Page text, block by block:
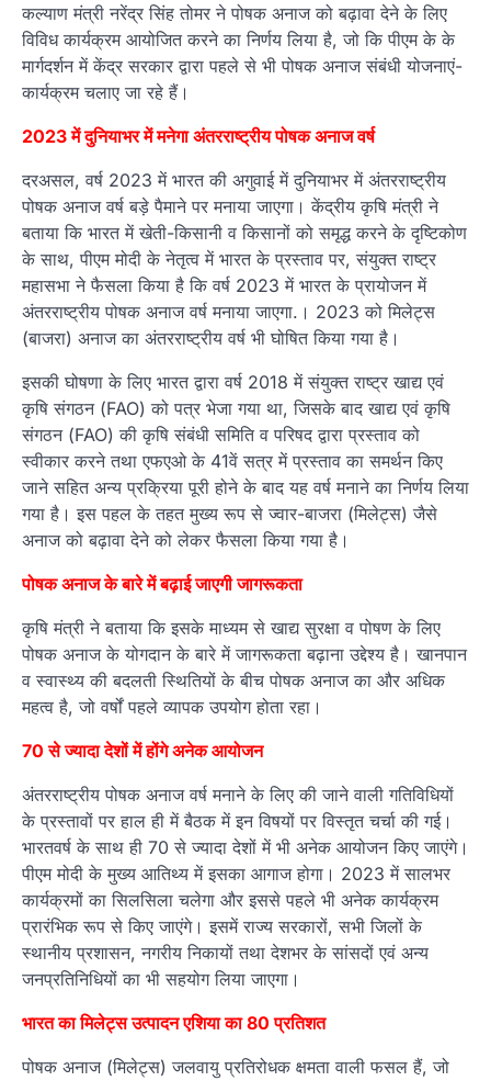
कल्याण मंत्री नरेंद्र सिंह तोमर ने पोषक अनाज को बढ़ावा देने के लिए
विविध कार्यक्रम आयोजित करने का निर्णय लिया है, जो कि पीएम के के
मार्गदर्शन में केंद्र सरकार द्वारा पहले से भी पोषक अनाज संबंधी योजनाएं-
कार्यक्रम चलाए जा रहे हैं।
2023 में दुनियाभर में मनेगा अंतरराष्ट्रीय पोषक अनाज वर्ष
दरअसल, वर्ष 2023 में भारत की अगुवाई में दुनियाभर में अंतरराष्ट्रीय
पोषक अनाज वर्ष बड़े पैमाने पर मनाया जाएगा। केंद्रीय कृषि मंत्री ने
बताया कि भारत में खेती-किसानी व किसानों को समृद्ध करने के दृष्टिकोण
के साथ, पीएम मोदी के नेतृत्व में भारत के प्रस्ताव पर, संयुक्त राष्ट्र
महासभा ने फैसला किया है कि वर्ष 2023 में भारत के प्रायोजन में
अंतरराष्ट्रीय पोषक अनाज वर्ष मनाया जाएगा.। 2023 को मिलेट्स
(बाजरा) अनाज का अंतरराष्ट्रीय वर्ष भी घोषित किया गया है।
इसकी घोषणा के लिए भारत द्वारा वर्ष 2018 में संयुक्त राष्ट्र खाद्य एवं
कृषि संगठन (FAO) को पत्र भेजा गया था, जिसके बाद खाद्य एवं कृषि
संगठन (FAO) की कृषि संबंधी समिति व परिषद द्वारा प्रस्ताव को
स्वीकार करने तथा एफएओ के 41वें सत्र में प्रस्ताव का समर्थन किए
जाने सहित अन्य प्रक्रिया पूरी होने के बाद यह वर्ष मनाने का निर्णय लिया
गया है। इस पहल के तहत मुख्य रूप से ज्वार-बाजरा (मिलेट्स) जैसे
अनाज को बढ़ावा देने को लेकर फैसला किया गया है।
पोषक अनाज के बारे में बढ़ाई जाएगी जागरूकता
कृषि मंत्री ने बताया कि इसके माध्यम से खाद्य सुरक्षा व पोषण के लिए
पोषक अनाज के योगदान के बारे में जागरूकता बढ़ाना उद्देश्य है। खानपान
व स्वास्थ्य की बदलती स्थितियों के बीच पोषक अनाज का और अधिक
महत्व है, जो वर्षों पहले व्यापक उपयोग होता रहा।
70 से ज्यादा देशों में होंगे अनेक आयोजन
अंतरराष्ट्रीय पोषक अनाज वर्ष मनाने के लिए की जाने वाली गतिविधियों
के प्रस्तावों पर हाल ही में बैठक में इन विषयों पर विस्तृत चर्चा की गई।
भारतवर्ष के साथ ही 70 से ज्यादा देशों में भी अनेक आयोजन किए जाएंगे।
पीएम मोदी के मुख्य आतिथ्य में इसका आगाज होगा। 2023 में सालभर
कार्यक्रमों का सिलसिला चलेगा और इससे पहले भी अनेक कार्यक्रम
प्रारंभिक रूप से किए जाएंगे। इसमें राज्य सरकारों, सभी जिलों के
स्थानीय प्रशासन, नगरीय निकायों तथा देशभर के सांसदों एवं अन्य
जनप्रतिनिधियों का भी सहयोग लिया जाएगा।
भारत का मिलेट्स उत्पादन एशिया का 80 प्रतिशत
पोषक अनाज (मिलेट्स) जलवायु प्रतिरोधक क्षमता वाली फसल हैं, जो